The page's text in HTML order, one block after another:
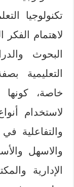
تكنولوجيا
لاهتمام الفكر
البحوث
التعليمية
خاصة، كونها
لاستخدام
والتفاعلية
والاسهل
الإدارية